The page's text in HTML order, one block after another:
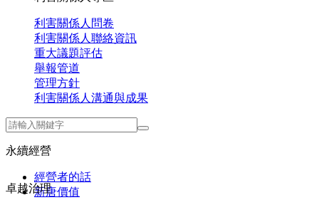
利害關係人問卷
利害關係人聯絡資訊
重大議題評估
舉報管道
管理方針
利害關係人溝通與成果
永續經營
經營者的話
新唐價值
卓越治理